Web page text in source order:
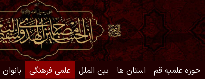
حوزه علمیه قم استان ها بین الملل علمی فرهنگی بانوان